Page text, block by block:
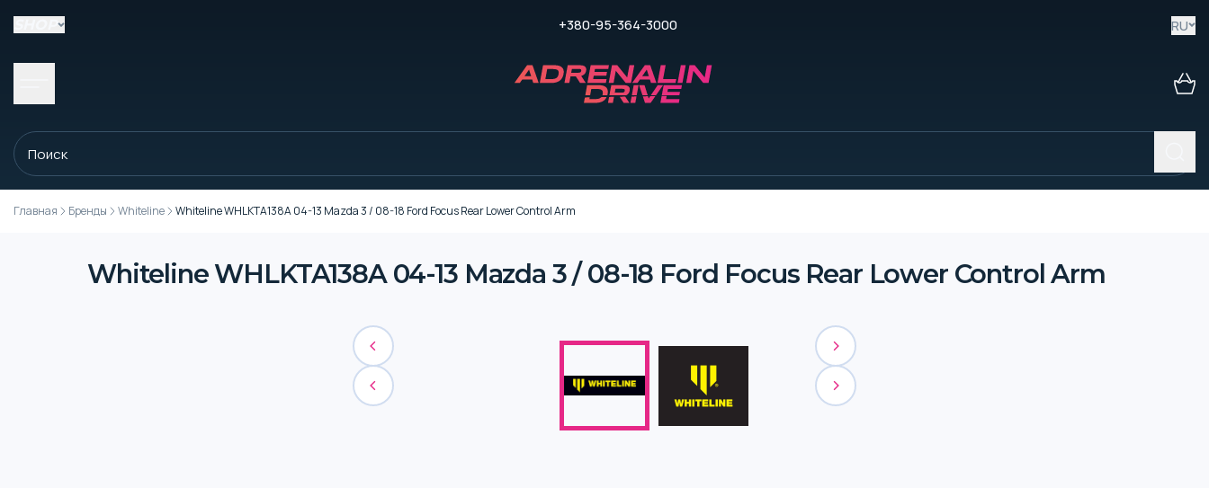
+380-95-364-3000 RU
Главная Бренды Whiteline Whiteline WHLKTA138A 04-13 Mazda 3 / 08-18 Ford Focus Rear Lower Control Arm
Whiteline WHLKTA138A 04-13 Mazda 3 / 08-18 Ford Focus Rear Lower Control Arm